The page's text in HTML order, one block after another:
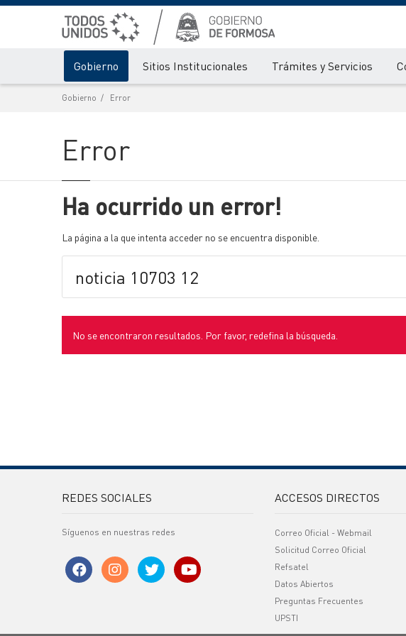
Gobierno Sitios Institucionales Trámites y Servicios
Gobierno Error
Error
Ha ocurrido un error!
La página a la que intenta acceder no se encuentra disponible.
No se encontraron resultados. Por favor, redefina la búsqueda.
REDES SOCIALES
Síguenos en nuestras redes
ACCESOS DIRECTOS
Correo Oficial - Webmail
Solicitud Correo Oficial
Refsatel
Datos Abiertos
Preguntas Frecuentes
UPSTI